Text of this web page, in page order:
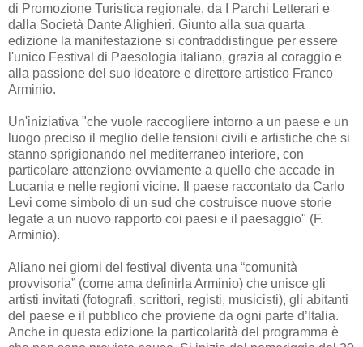
di Promozione Turistica regionale, da I Parchi Letterari e
dalla Società Dante Alighieri. Giunto alla sua quarta
edizione la manifestazione si contraddistingue per essere
l'unico Festival di Paesologia italiano, grazia al coraggio e
alla passione del suo ideatore e direttore artistico Franco
Arminio.
Un'iniziativa "che vuole raccogliere intorno a un paese e un
luogo preciso il meglio delle tensioni civili e artistiche che si
stanno sprigionando nel mediterraneo interiore, con
particolare attenzione ovviamente a quello che accade in
Lucania e nelle regioni vicine. Il paese raccontato da Carlo
Levi come simbolo di un sud che costruisce nuove storie
legate a un nuovo rapporto coi paesi e il paesaggio" (F.
Arminio).
Aliano nei giorni del festival diventa una “comunità
provvisoria” (come ama definirla Arminio) che unisce gli
artisti invitati (fotografi, scrittori, registi, musicisti), gli abitanti
del paese e il pubblico che proviene da ogni parte d’Italia.
Anche in questa edizione la particolarità del programma è